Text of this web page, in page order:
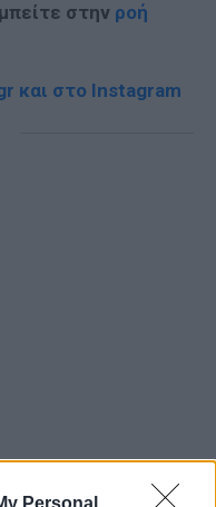
Personal
στην ροή
και στο Instagram